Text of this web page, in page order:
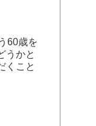
60歳を
うかと
くこと